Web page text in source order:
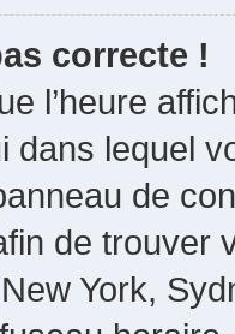
correcte !
l’heure
dans lequel
de
de trouver
York,